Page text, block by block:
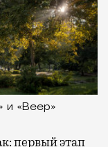
и «Веер»
первый этап